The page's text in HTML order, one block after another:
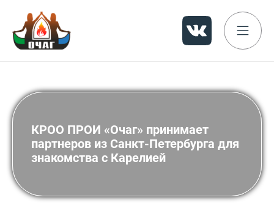
КРОО ПРОИ «Очаг» принимает
партнеров из Санкт-Петербурга для
знакомства с Карелией